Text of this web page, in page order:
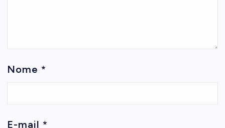
Nome *
E-mail *